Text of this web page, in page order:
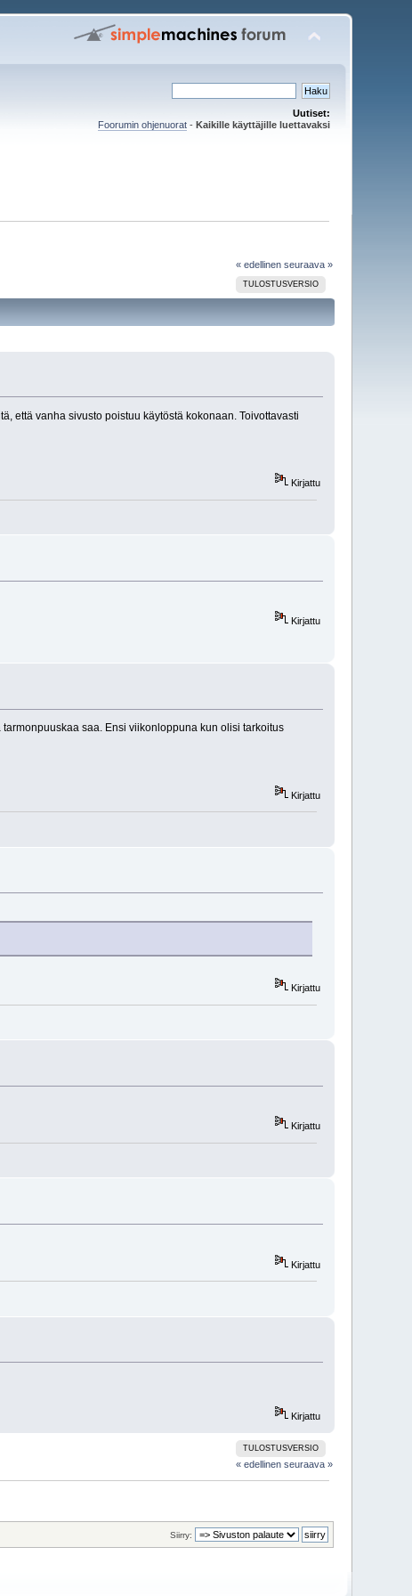
Uutiset:
Foorumin ohjenuorat- Kaikille käyttäjille luettavaksi
« edellinen seuraava »
TULOSTUSVERSIO
että vanha sivusto poistuu käytöstä kokonaan. Toivottavasti
Kirjattu
Kirjattu
saa. Ensi viikonloppuna kun olisi tarkoitus
Kirjattu
Kirjattu
Kirjattu
Kirjattu
Kirjattu
TULOSTUSVERSIO
« edellinen seuraava »
Siirry: